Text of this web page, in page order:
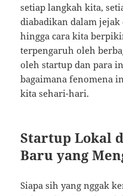
setiap langkah kita,
diabadikan dalam
hingga cara kita
terpengaruh oleh
oleh startup dan para
bagaimana fenomena
kita sehari-hari.
Startup Lokal
Baru yang
Siapa sih yang nggak